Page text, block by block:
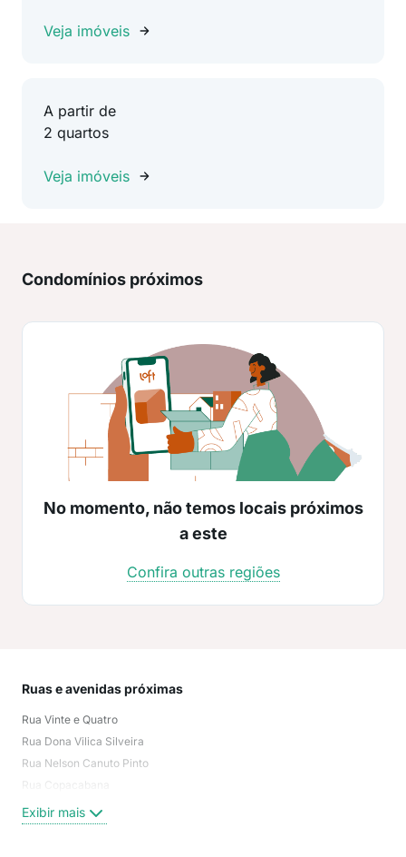
Veja imóveis
A partir de
2 quartos
Veja imóveis
Condomínios próximos
No momento, não temos locais próximos
a este
Confira outras regiões
Ruas e avenidas próximas
Rua Vinte e Quatro
Rua Dona Vilica Silveira
Rua Nelson Canuto Pinto
Rua Copacabana
Exibir mais